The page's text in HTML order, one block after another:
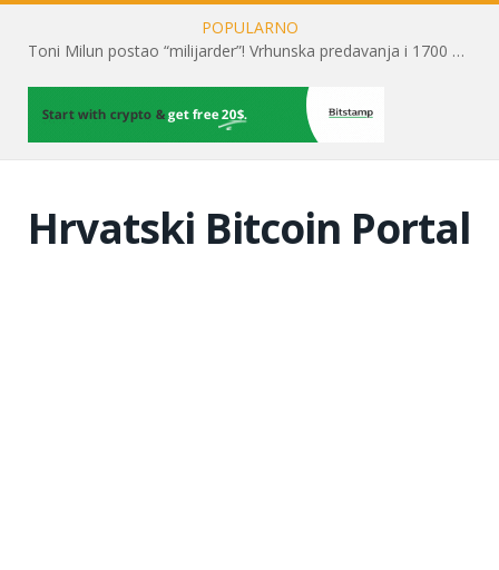
POPULARNO
Toni Milun postao “milijarder”! Vrhunska predavanja i 1700 posjetitelja obilježili su mjesec financijske pismenosti
Hrvatski Bitcoin Portal